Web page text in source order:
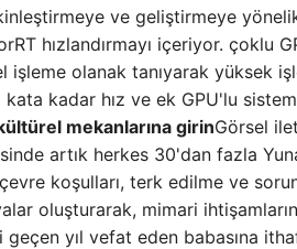
ve geliştirmeye
hızlandırmayı içeriyor. çoklu
işleme olanak tanıyarak yüksek
kadar hız ve ek GPU'lu
mekanlarına girinGörsel
artık herkes 30'dan fazla
koşulları, terk edilme ve
oluşturarak, mimari
yıl vefat eden babasına